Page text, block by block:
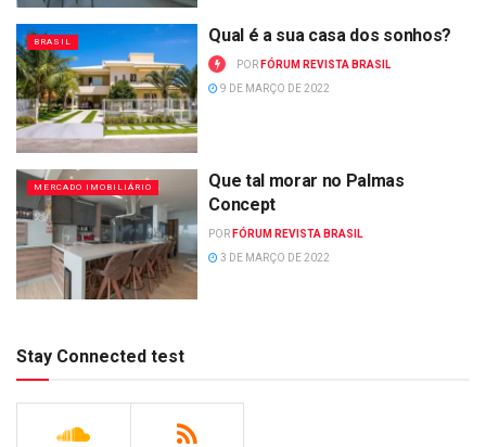
BRASIL Qual é a sua casa dos sonhos?
POR FÓRUM REVISTA BRASIL
9 DE MARÇO DE 2022
MERCADO IMOBILIÁRIO
Que tal morar no Palmas
Concept
POR FÓRUM REVISTA BRASIL
3 DE MARÇO DE 2022
Stay Connected test